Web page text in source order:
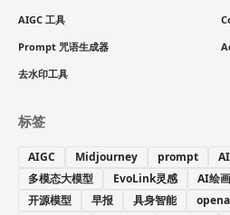
AIGC 工具
Prompt 咒语生成器
去水印工具
标签
AIGC Midjourney prompt
多模态大模型
EvoLink灵感 AI绘画
开源模型
早报 具身智能